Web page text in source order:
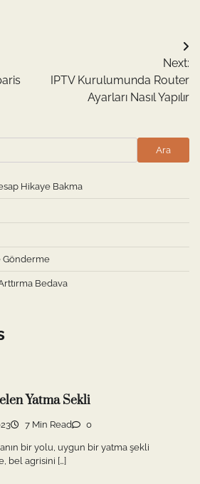
Next:
IPTV Kurulumunda Router
Ayarları Nasıl Yapılır
Ara
Hikaye Bakma
Gönderme
Bedava
Yatma Sekli
7 Min Read 0
bir yolu, uygun bir yatma şekli
bel agrisini […]